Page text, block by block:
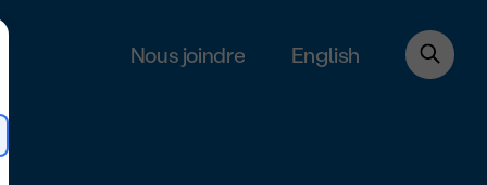
Nous joindre English